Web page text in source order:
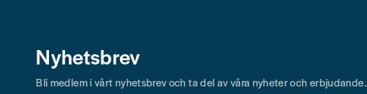
Nyhetsbrev
Bli medlem i vårt nyhetsbrev och ta del av våra nyheter och erbjudande.